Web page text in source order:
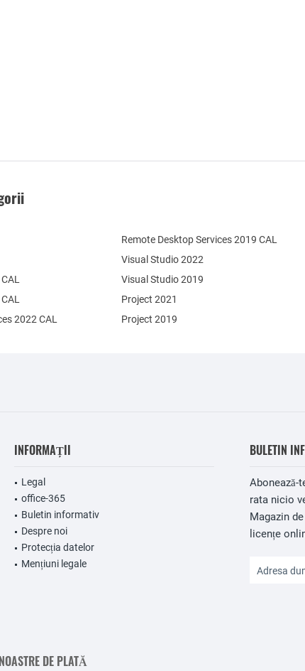
2022 CAL
Remote Desktop Services 2019 CAL
Visual Studio 2022
Visual Studio 2019
Project 2021
Project 2019
INFORMAȚII
Legal
office-365
Buletin informativ
Despre noi
Protecția datelor
Mențiuni legale
BULETIN
Abonează-
rata nicio
Magazin
licențe
DE PLATĂ